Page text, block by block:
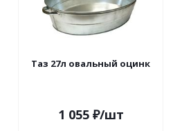
Таз 27л овальный оцинк
1 055₽/шт